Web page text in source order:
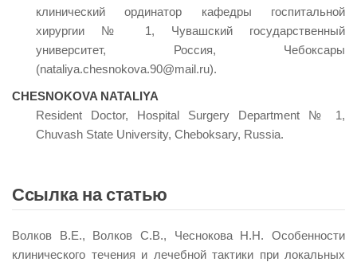
клинический ординатор кафедры госпитальной
хирургии № 1, Чувашский государственный
университет, Россия, Чебоксары
(nataliya.chesnokova.90@mail.ru).
CHESNOKOVA NATALIYA
Resident Doctor, Hospital Surgery Department № 1,
Chuvash State University, Cheboksary, Russia.
Ссылка на статью
Волков В.Е., Волков С.В., Чеснокова Н.Н. Особенности
клинического течения и лечебной тактики при локальных